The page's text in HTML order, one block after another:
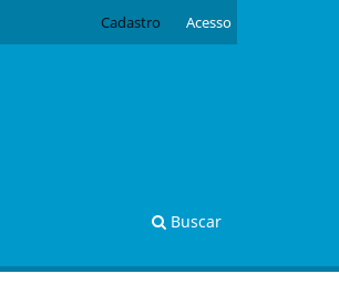
Buscar
Cadastro Acesso